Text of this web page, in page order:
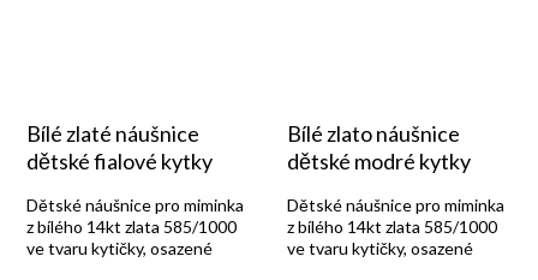
Bílé zlaté náušnice
dětské fialové kytky
Dětské náušnice pro miminka
z bílého 14kt zlata 585/1000
ve tvaru kytičky, osazené
Bílé zlato náušnice
dětské modré kytky
Dětské náušnice pro miminka
z bílého 14kt zlata 585/1000
ve tvaru kytičky, osazené